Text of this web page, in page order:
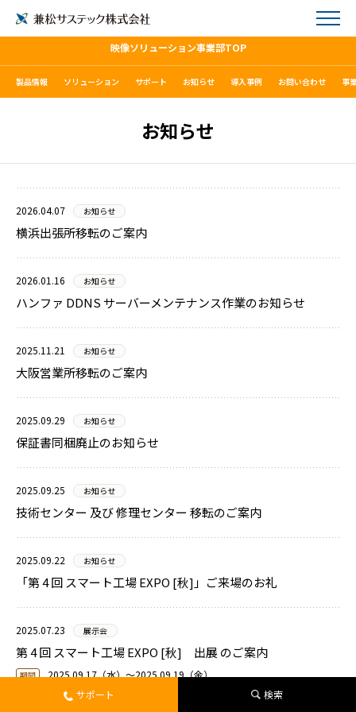
映像ソリューション事業部TOP
製品情報 ソリューション サポート お知らせ 導入事例 お問い合わせ 事
お知らせ
2026.04.07 お知らせ
横浜出張所移転のご案内
2026.01.16 お知らせ
ハンファ DDNS サーバーメンテナンス作業のお知らせ
2025.11.21 お知らせ
大阪営業所移転のご案内
2025.09.29 お知らせ
保証書同梱廃止のお知らせ
2025.09.25 お知らせ
技術センター 及び 修理センター 移転のご案内
2025.09.22 お知らせ
「第 4 回 スマート工場 EXPO [秋]」ご来場のお礼
2025.07.23 展示会
第 4 回 スマート工場 EXPO [秋] 出展 のご案内
期間
2025.09.17（水）〜2025.09.19（金）
サポート
検索